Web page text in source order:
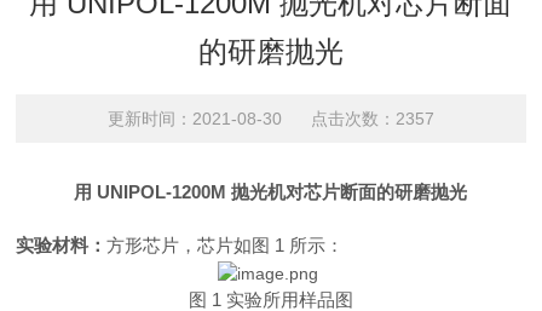
的研磨抛光
更新时间：2021-08-30 点击次数：2357
用 UNIPOL-1200M 抛光机对芯片断面的研磨抛光
实验材料：方形芯片，芯片如图 1 所示：
图 1 实验所用样品图